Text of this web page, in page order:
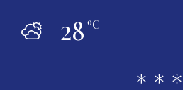
28ºC